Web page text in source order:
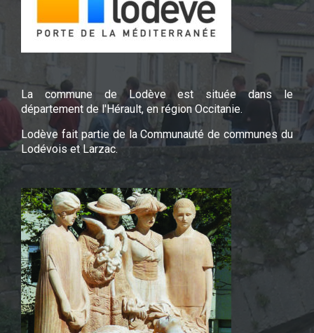
La commune de Lodève est située dans le
département de l'Hérault, en région Occitanie.
Lodève fait partie de la Communauté de communes du
Lodévois et Larzac.